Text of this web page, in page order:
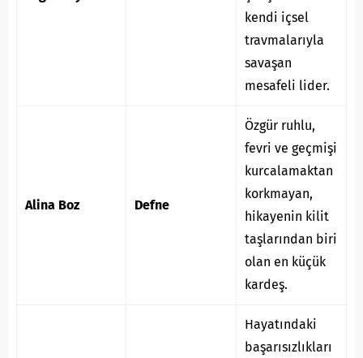
kendi içsel
travmalarıyla
savaşan
mesafeli lider.
Alina Boz Defne
Özgür ruhlu,
fevri ve geçmişi
kurcalamaktan
korkmayan,
hikayenin kilit
taşlarından biri
olan en küçük
kardeş.
Hayatındaki
başarısızlıkları